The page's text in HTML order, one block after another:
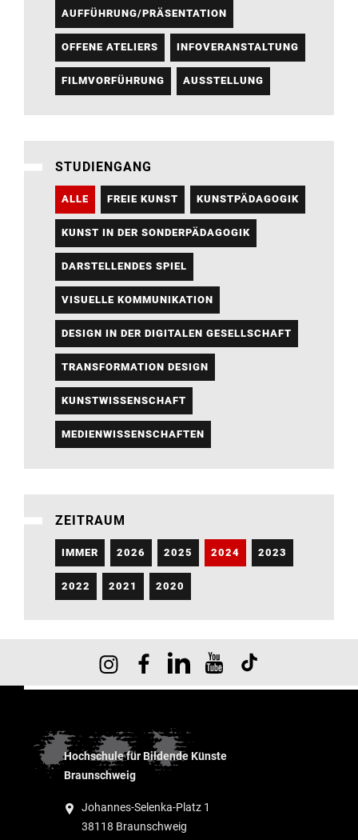
AUFFÜHRUNG/PRÄSENTATION
OFFENE ATELIERS INFOVERANSTALTUNG
FILMVORFÜHRUNG AUSSTELLUNG
STUDIENGANG
ALLE FREIE KUNST KUNSTPÄDAGOGIK
KUNST IN DER SONDERPÄDAGOGIK
DARSTELLENDES SPIEL
VISUELLE KOMMUNIKATION
DESIGN IN DER DIGITALEN GESELLSCHAFT
TRANSFORMATION DESIGN
KUNSTWISSENSCHAFT
MEDIENWISSENSCHAFTEN
ZEITRAUM
IMMER 2026 2025 2024 2023
2022 2021 2020
Hochschule für Bildende Künste
Braunschweig
Johannes-Selenka-Platz 1
38118 Braunschweig